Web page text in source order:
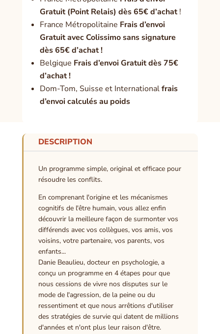
Gratuit (Point Relais) dès 65€ d’achat!
France Métropolitaine Frais d’envoi
Gratuit avec Colissimo sans signature
dès 65€ d’achat !
Belgique Frais d’envoi Gratuit dès 75€
d’achat !
Dom-Tom, Suisse et Internationalfrais
d’envoi calculés au poids
DESCRIPTION
Un programme simple, original et efficace pour
résoudre les conflits.
En comprenant l'origine et les mécanismes
cognitifs de l'être humain, vous allez enfin
découvrir la meilleure façon de surmonter vos
différends avec vos collègues, vos amis, vos
voisins, votre partenaire, vos parents, vos
enfants...
Danie Beaulieu, docteur en psychologie, a
conçu un programme en 4 étapes pour que
nous cessions de vivre nos disputes sur le
mode de l'agression, de la peine ou du
ressentiment et que nous arrêtions d'utiliser
des stratégies de survie qui datent de millions
d'années et n'ont plus leur raison d'être.